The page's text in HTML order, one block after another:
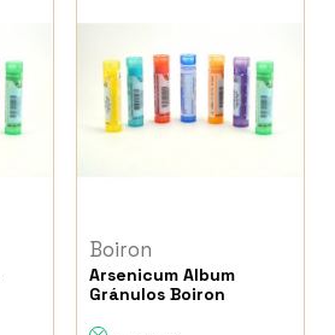
Boiron
Arsenicum Album
Gránulos Boiron